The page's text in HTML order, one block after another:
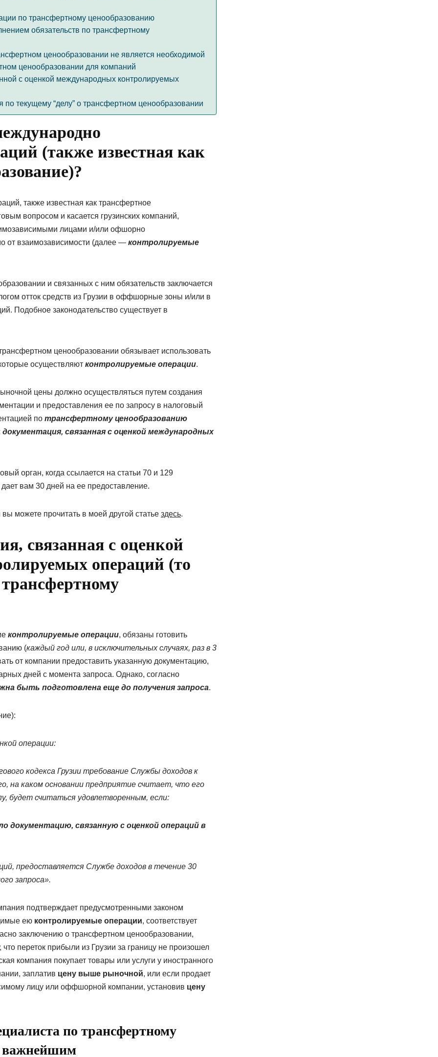
по трансфертному ценообразованию
обязательств по трансфертному
ценообразовании не является необходимой
ценообразовании для компаний
с оценкой международных контролируемых
по текущему “делу” о трансфертном ценообразовании
(также известная как
также известная как трансфертное
вопросом и касается грузинских компаний,
лицами и/или офшорно
от взаимозависимости (далее — контролируемые
и связанных с ним обязательств заключается
отток средств из Грузии в оффшорные зоны и/или в
Подобное законодательство существует в
ценообразовании обязывает использовать
осуществляют контролируемые операции.
цены должно осуществляться путем создания
и предоставления ее по запросу в налоговый
по трансфертному ценообразованию
документация, связанная с оценкой международных
орган, когда ссылается на статьи 70 и 129
вам 30 дней на ее предоставление.
можете прочитать в моей другой статье здесь.
связанная с оценкой
операций (то
контролируемые операции, обязаны готовить
(каждый год или, в исключительных случаях, раз в 3
от компании предоставить указанную документацию,
дней с момента запроса. Однако, согласно
быть подготовлена еще до получения запроса.
операции:
кодекса Грузии требование Службы доходов к
на каком основании предприятие считает, что его
будет считаться удовлетворенным, если:
документацию, связанную с оценкой операций в
предоставляется Службе доходов в течение 30
запроса».
подтверждает предусмотренными законом
ею контролируемые операции, соответствует
заключению о трансфертном ценообразовании,
переток прибыли из Грузии за границу не произошел
компания покупает товары или услуги у иностранного
заплатив цену выше рыночной, или если продает
лицу или оффшорной компании, установив цену
по трансфертному
важнейшим